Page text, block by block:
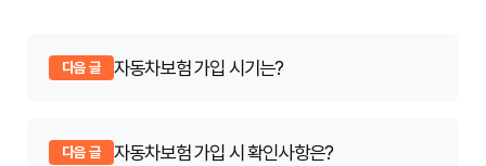
다음 글 자동차보험 가입 시기는?
다음 글 자동차보험 가입 시 확인사항은?